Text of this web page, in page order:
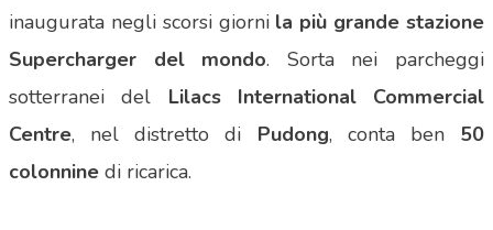
inaugurata negli scorsi giorni la più grande stazione
Supercharger del mondo. Sorta nei parcheggi
sotterranei del Lilacs International Commercial
Centre, nel distretto di Pudong, conta ben 50
colonnine di ricarica.